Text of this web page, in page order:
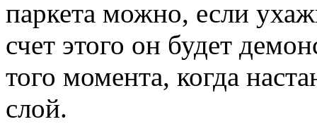
паркета можно, если
счет этого он будет
того момента, когда
слой.